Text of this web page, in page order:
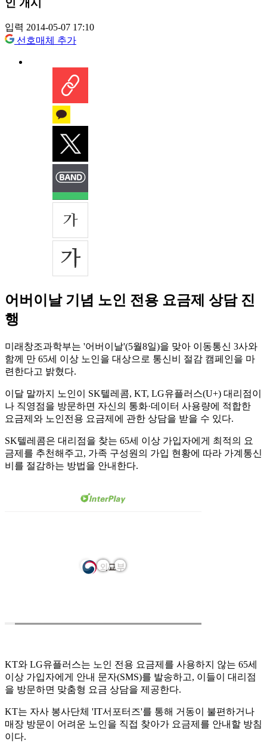
인 개시
입력 2014-05-07 17:10
선호매체 추가
어버이날 기념 노인 전용 요금제 상담 진
행
미래창조과학부는 '어버이날'(5월8일)을 맞아 이동통신 3사와
함께 만 65세 이상 노인을 대상으로 통신비 절감 캠페인을 마
련한다고 밝혔다.
이달 말까지 노인이 SK텔레콤, KT, LG유플러스(U+) 대리점이
나 직영점을 방문하면 자신의 통화·데이터 사용량에 적합한
요금제와 노인전용 요금제에 관한 상담을 받을 수 있다.
SK텔레콤은 대리점을 찾는 65세 이상 가입자에게 최적의 요
금제를 추천해주고, 가족 구성원의 가입 현황에 따라 가계통신
비를 절감하는 방법을 안내한다.
KT와 LG유플러스는 노인 전용 요금제를 사용하지 않는 65세
이상 가입자에게 안내 문자(SMS)를 발송하고, 이들이 대리점
을 방문하면 맞춤형 요금 상담을 제공한다.
KT는 자사 봉사단체 'IT서포터즈'를 통해 거동이 불편하거나
매장 방문이 어려운 노인을 직접 찾아가 요금제를 안내할 방침
이다.